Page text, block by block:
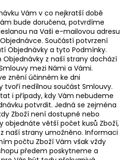
Vám v co nejkratší době
bude doručena, potvrdíme
na Vaši e-mailovou adresu
Součástí potvrzení
Objednávky a tyto Podmínky.
Objednávky z naší strany dochází
mezi Námi a Vámi.
znění účinném ke dni
tvoří nedílnou součást Smlouvy.
i případy, kdy Vám nebudeme
potvrdit. Jedná se zejména
Zboží není dostupné nebo
objednáte větší počet kusů Zboží,
naší strany umožněno. Informaci
počtu Zboží Vám však vždy
předem poskytneme a